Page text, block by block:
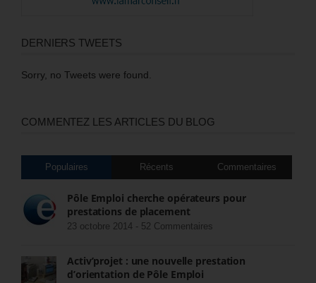
DERNIERS TWEETS
Sorry, no Tweets were found.
COMMENTEZ LES ARTICLES DU BLOG
Populaires Récents Commentaires
Pôle Emploi cherche opérateurs pour
prestations de placement
23 octobre 2014 - 52 Commentaires
Activ’projet : une nouvelle prestation
d’orientation de Pôle Emploi